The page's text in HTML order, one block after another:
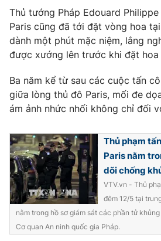
Video
VTV Money VTV
VTV Sức khoẻ Bất
Thị trường 24h Tấm
VTV4 Vươn
VTV9 VTV8
Liên hệ tòa soạn
Thủ tướng Pháp Edouard
Paris cũng đã tới đặt vòng hoa
dành một phút mặc niệm, lắng
được xướng lên trước khi đặt hoa
Ba năm kể từ sau các cuộc tấn
giữa lòng thủ đô Paris, mối đe
ám ảnh nhức nhối không chỉ đối
Thủ phạm
Paris nằm
dõi chống
VTV.vn - Thủ
đêm 12/5 tại
nằm trong hồ sơ giám sát các phần tử
Cơ quan An ninh quốc gia Pháp.